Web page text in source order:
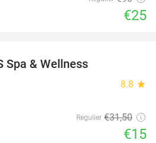
€25
Spa & Wellness
8.8 star
Regulier €31,50
€15